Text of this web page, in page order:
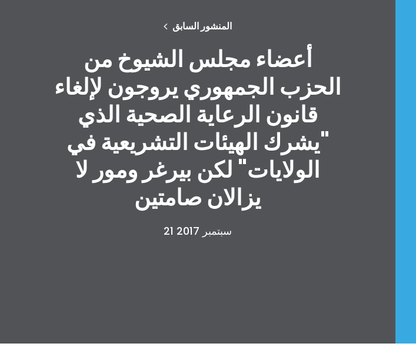
المنشور السابق
أعضاء مجلس الشيوخ من
الحزب الجمهوري يروجون لإلغاء
قانون الرعاية الصحية الذي
"يشرك الهيئات التشريعية في
الولايات" لكن بيرغر ومور لا
يزالان صامتين
21 سبتمبر 2017